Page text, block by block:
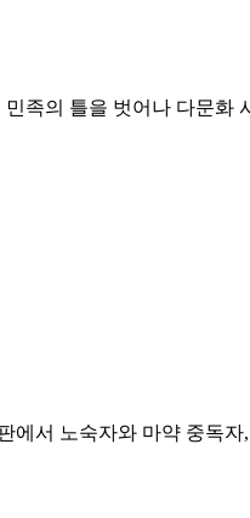
족의 틀을 벗어나 다문
서 노숙자와 마약 중독